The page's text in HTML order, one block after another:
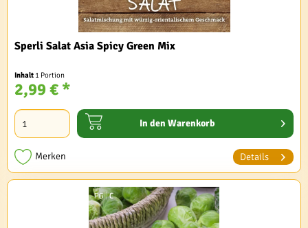
Sperli Salat Asia Spicy Green Mix
Inhalt 1 Portion
2,99 € *
In den Warenkorb
Merken Details